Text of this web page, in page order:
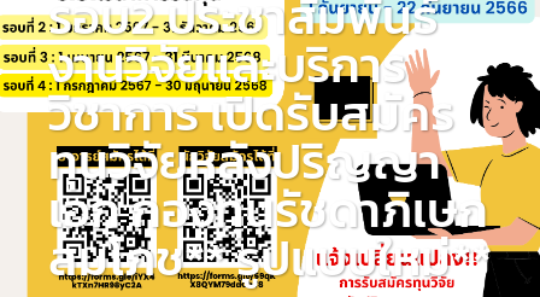
รอบ2 ประชาสัมพันธ์
งานวิจัยและบริการ
วิชาการ เปิดรับสมัคร
ทุนวิจัยหลังปริญญา
เอก กองทุนรัชดาภิเษก
สมโภช** รูปแบบใหม่**